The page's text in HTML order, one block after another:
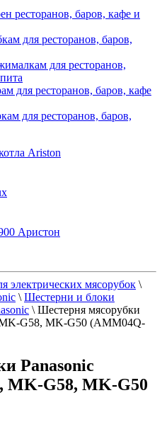
ресторанов, баров, кафе и
для ресторанов, баров,
для ресторанов,
для ресторанов, баров, кафе
для ресторанов, баров,
Ariston
Аристон
электрических мясорубок \
\ Шестерни и блоки
\ Шестерня мясорубки
G58, MK-G50 (AMM04Q-
Panasonic
MK-G58, MK-G50